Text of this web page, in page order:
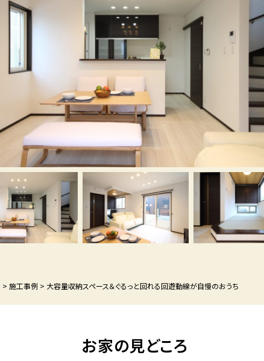
> 施工事例 > 大容量収納スペース＆ぐるっと回れる回遊動線が自慢のおうち
お家の見どころ